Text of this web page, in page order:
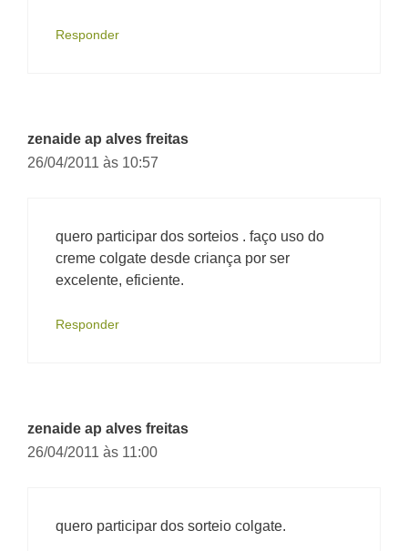
Responder
zenaide ap alves freitas
26/04/2011 às 10:57
quero participar dos sorteios . faço uso do
creme colgate desde criança por ser
excelente, eficiente.
Responder
zenaide ap alves freitas
26/04/2011 às 11:00
quero participar dos sorteio colgate.